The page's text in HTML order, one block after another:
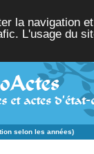
la navigation
L'usage du
selon les années)